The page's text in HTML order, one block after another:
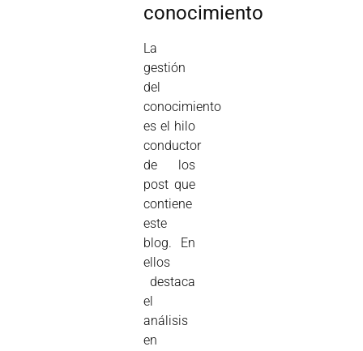
conocimiento
La
gestión
del
conocimiento
es el hilo
conductor
de los
post que
contiene
este
blog. En
ellos
destaca
el
análisis
en